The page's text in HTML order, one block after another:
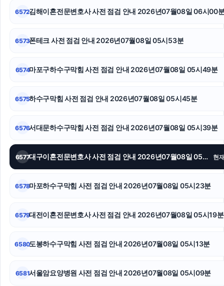
광진하수구막힘
이혼소송
트립닷컴 할인코드
부산흥신소
재산분할
서울성범죄전문변호사
파양보호소
트립닷컴 할인코드
6572김해이혼전문변호사 사전 점검 안내 2026년07월08일 06시00
6573폰테크 사전 점검 안내 2026년07월08일 05시53분
6574마포구하수구막힘 사전 점검 안내 2026년07월08일 05시49분
6575하수구막힘 사전 점검 안내 2026년07월08일 05시45분
6576서대문하수구막힘 사전 점검 안내 2026년07월08일 05시39분
6577 대구이혼전문변호사 사전 점검 안내 2026년07월08일 05시35분 현
6578마포하수구막힘 사전 점검 안내 2026년07월08일 05시23분
6579대전이혼전문변호사 사전 점검 안내 2026년07월08일 05시19분
6580도봉하수구막힘 사전 점검 안내 2026년07월08일 05시13분
6581서울암요양병원 사전 점검 안내 2026년07월08일 05시09분